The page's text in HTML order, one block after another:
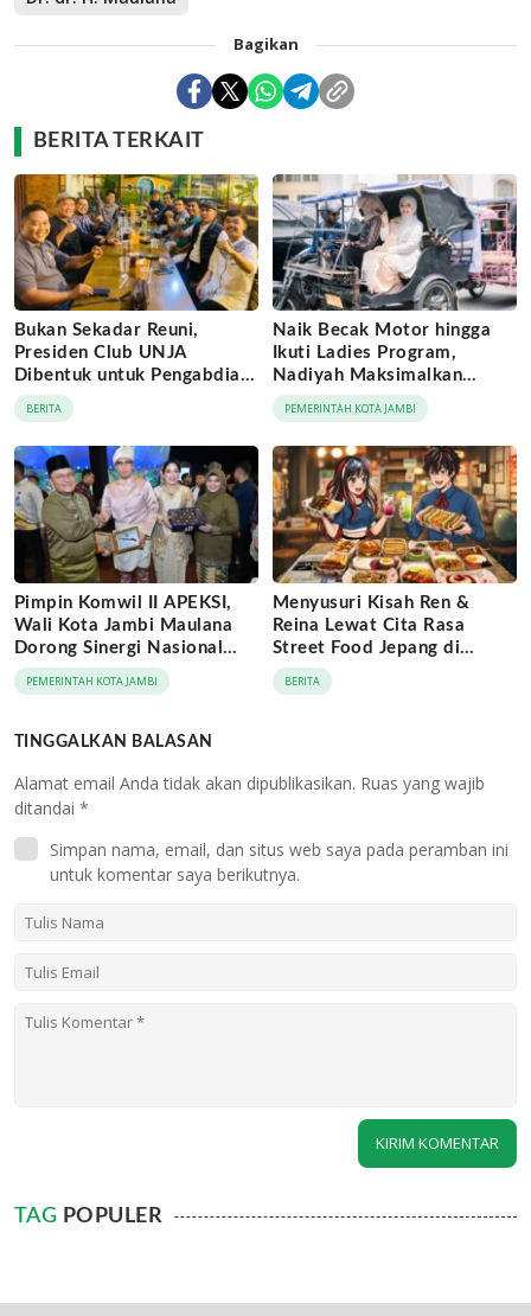
Bagikan
BERITA TERKAIT
Bukan Sekadar Reuni,
Presiden Club UNJA
Dibentuk untuk Pengabdian
Lintas Generasi
BERITA
Naik Becak Motor hingga
Ikuti Ladies Program,
Nadiyah Maksimalkan
Momentum Rakernas
APEKSI di Medan
PEMERINTAH KOTA JAMBI
Pimpin Komwil II APEKSI,
Wali Kota Jambi Maulana
Dorong Sinergi Nasional
Antar-Kota
PEMERINTAH KOTA JAMBI
Menyusuri Kisah Ren &
Reina Lewat Cita Rasa
Street Food Jepang di
Jaringan Archipelago Hotels
BERITA
TINGGALKAN BALASAN
Alamat email Anda tidak akan dipublikasikan. Ruas yang wajib
ditandai *
Simpan nama, email, dan situs web saya pada peramban ini
untuk komentar saya berikutnya.
TAG POPULER